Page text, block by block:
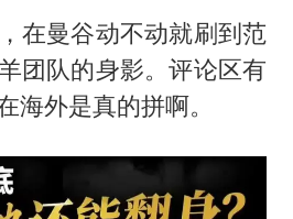
周星驰妈妈现身香港首映礼
上海地铁4条线路全线停运
56岁刘奕君跟13岁女儿合跳
三预警齐发 11个省份有大到暴雨
在曼谷动不动就刷到范
团队的身影。评论区有
海外是真的拼啊。